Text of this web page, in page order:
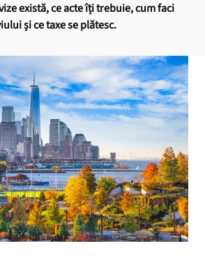
există, ce acte îți trebuie, cum faci
și ce taxe se plătesc.